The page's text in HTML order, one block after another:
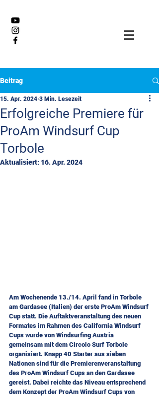
Beitrag
Erfolgreiche Premiere für
ProAm Windsurf Cup
Torbole
15. Apr. 2024 3 Min. Lesezeit
Aktualisiert: 16. Apr. 2024
Am Wochenende 13./14. April fand in Torbole
am Gardasee (Italien) der erste ProAm Windsurf
Cup statt. Die Auftaktveranstaltung des neuen
Formates im Rahmen des California Windsurf
Cups wurde von Windsurfing Austria
gemeinsam mit dem Circolo Surf Torbole
organisiert. Knapp 40 Starter aus sieben
Nationen sind für die Premierenveranstaltung
des ProAm Windsurf Cups an den Gardasee
gereist. Dabei reichte das Niveau entsprechend
dem Konzept der ProAm Windsurf Cups von